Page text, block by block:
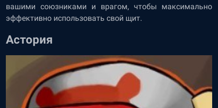
вашими союзниками и врагом, чтобы максимально
эффективно использовать свой щит.
Астория